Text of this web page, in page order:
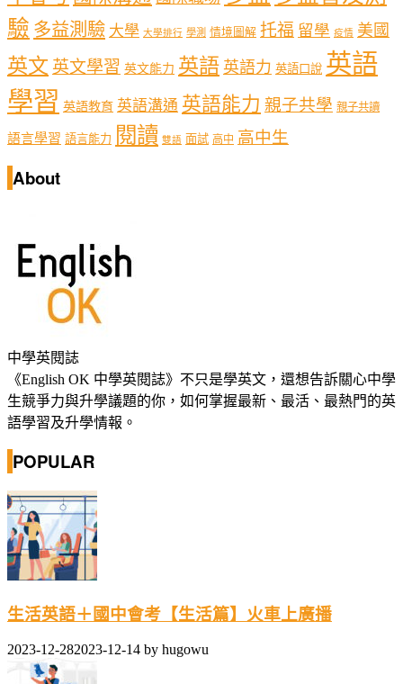
驗 多益測驗 大學 大學排行 學測 情境圖解 托福 留學 疫情 美國
英文 英文學習 英文能力 英語 英語力 英語口說 英語
學習 英語教育 英語溝通 英語能力 親子共學 親子共讀
語言學習 語言能力 閱讀 雙語 面試 高中 高中生
About
中學英閱誌
《English OK 中學英閱誌》不只是學英文，還想告訴關心中學
生競爭力與升學議題的你，如何掌握最新、最活、最熱門的英
語學習及升學情報。
POPULAR
生活英語＋國中會考【生活篇】火車上廣播
2023-12-282023-12-14 by hugowu